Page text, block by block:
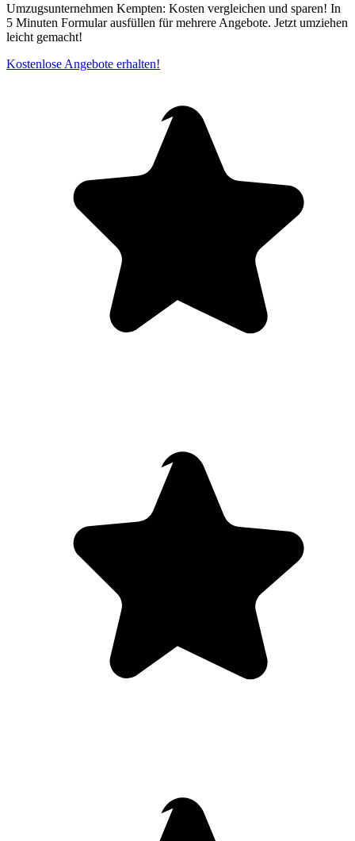
Umzugsunternehmen Kempten: Kosten vergleichen und sparen! In
5 Minuten Formular ausfüllen für mehrere Angebote. Jetzt umziehen
leicht gemacht!
Kostenlose Angebote erhalten!